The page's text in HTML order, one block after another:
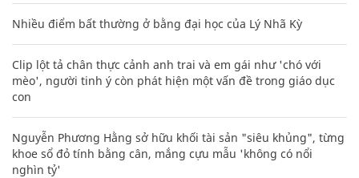
Nhiều điểm bất thường ở bằng đại học của Lý Nhã Kỳ
Clip lột tả chân thực cảnh anh trai và em gái như 'chó với
mèo', người tinh ý còn phát hiện một vấn đề trong giáo dục
con
Nguyễn Phương Hằng sở hữu khối tài sản "siêu khủng", từng
khoe sổ đỏ tính bằng cân, mắng cựu mẫu 'không có nổi
nghìn tỷ'